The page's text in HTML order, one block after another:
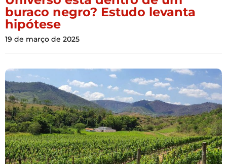
buraco negro? Estudo levanta
hipótese
19 de março de 2025